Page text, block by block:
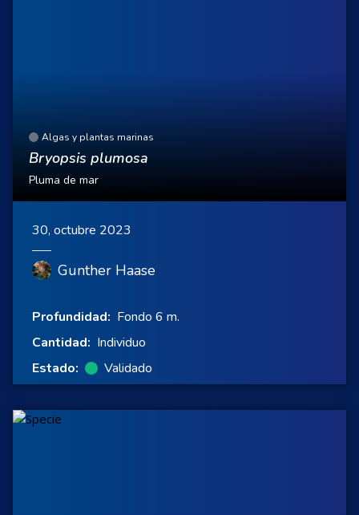
Algas y plantas marinas
Bryopsis plumosa
Pluma de mar
30, octubre 2023
Gunther Haase
Profundidad: Fondo 6 m.
Cantidad: Individuo
Estado:
Validado